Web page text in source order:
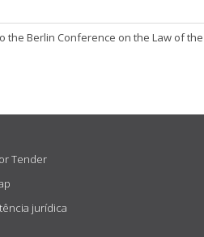
the Berlin Conference on the Law of
Tender
jurídica